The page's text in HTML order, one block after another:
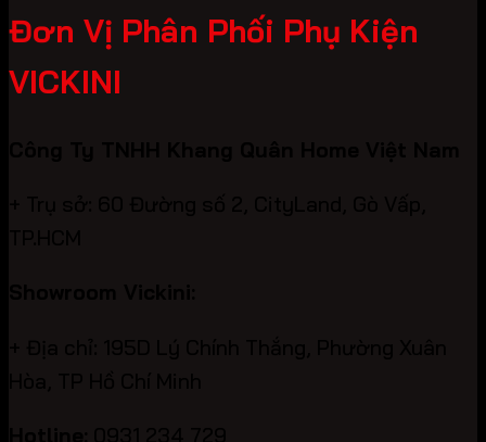
Đơn Vị Phân Phối Phụ Kiện
VICKINI